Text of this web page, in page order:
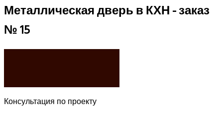
Металлическая дверь в КХН - заказ
№ 15
Консультация по проекту